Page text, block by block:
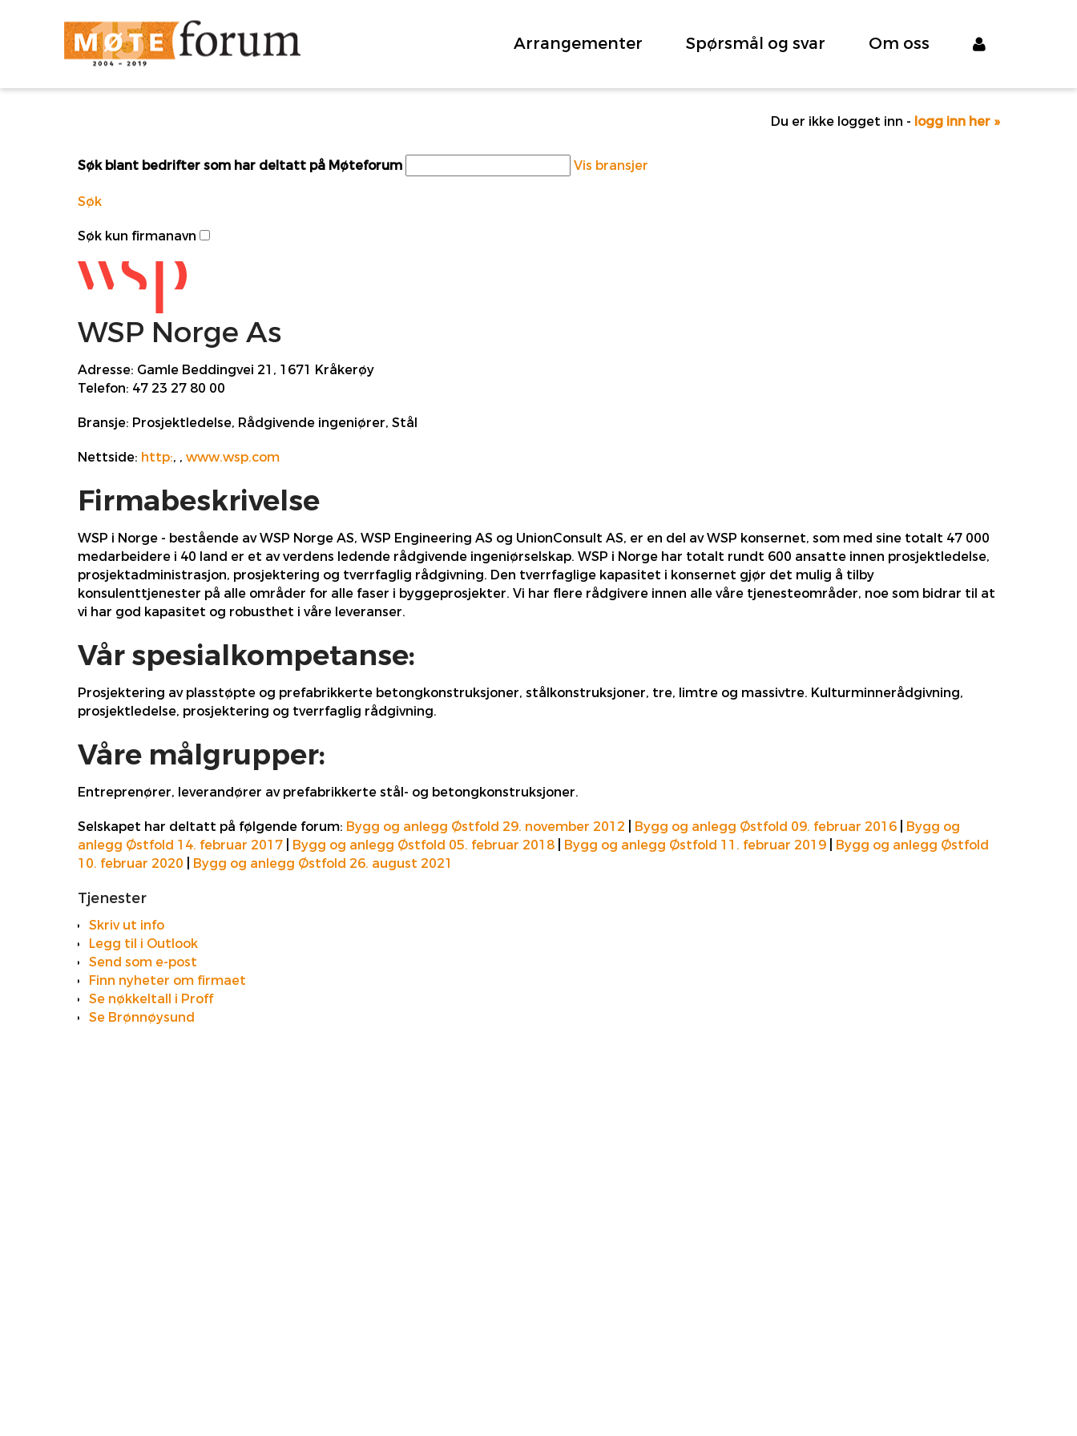
Arrangementer Spørsmål og svar Om oss
Du er ikke logget inn - logg inn her »
Søk blant bedrifter som har deltatt på Møteforum Vis bransjer
Søk
Søk kun firmanavn
WSP Norge As
Adresse: Gamle Beddingvei 21, 1671 Kråkerøy
Telefon: 47 23 27 80 00
Bransje: Prosjektledelse, Rådgivende ingeniører, Stål
Nettside: http:, , www.wsp.com
Firmabeskrivelse
WSP i Norge - bestående av WSP Norge AS, WSP Engineering AS og UnionConsult AS, er en del av WSP konsernet, som med sine totalt 47 000
medarbeidere i 40 land er et av verdens ledende rådgivende ingeniørselskap. WSP i Norge har totalt rundt 600 ansatte innen prosjektledelse,
prosjektadministrasjon, prosjektering og tverrfaglig rådgivning. Den tverrfaglige kapasitet i konsernet gjør det mulig å tilby
konsulenttjenester på alle områder for alle faser i byggeprosjekter. Vi har flere rådgivere innen alle våre tjenesteområder, noe som bidrar til at
vi har god kapasitet og robusthet i våre leveranser.
Vår spesialkompetanse:
Prosjektering av plasstøpte og prefabrikkerte betongkonstruksjoner, stålkonstruksjoner, tre, limtre og massivtre. Kulturminnerådgivning,
prosjektledelse, prosjektering og tverrfaglig rådgivning.
Våre målgrupper:
Entreprenører, leverandører av prefabrikkerte stål- og betongkonstruksjoner.
Selskapet har deltatt på følgende forum: Bygg og anlegg Østfold 29. november 2012 Bygg og anlegg Østfold 09. februar 2016
Bygg og
anlegg Østfold 14. februar 2017
Bygg og anlegg Østfold 05. februar 2018 Bygg og anlegg Østfold 11. februar 2019
Bygg og anlegg Østfold
10. februar 2020
Bygg og anlegg Østfold 26. august 2021
Tjenester
Skriv ut info
Legg til i Outlook
Send som e-post
Finn nyheter om firmaet
Se nøkkeltall i Proff
Se Brønnøysund